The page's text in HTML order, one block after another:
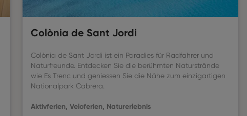
Colònia de Sant Jordi
Colònia de Sant Jordi ist ein Paradies für Radfahrer und
Naturfreunde. Entdecken Sie die berühmten Naturstrände
wie Es Trenc und geniessen Sie die Nähe zum einzigartigen
Nationalpark Cabrera.
Aktivferien, Veloferien, Naturerlebnis